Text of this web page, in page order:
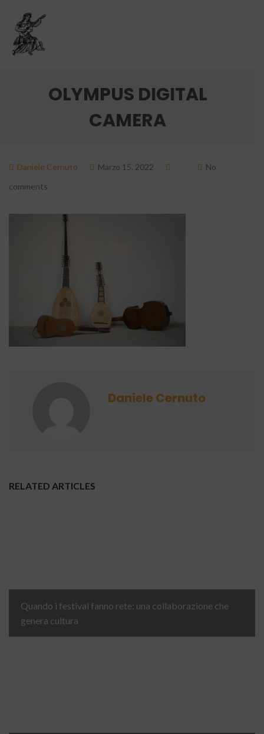
OLYMPUS DIGITAL
CAMERA
Daniele Cernuto Marzo 15, 2022
No
comments
Daniele Cernuto
RELATED ARTICLES
Quando i festival fanno rete: una collaborazione che
genera cultura